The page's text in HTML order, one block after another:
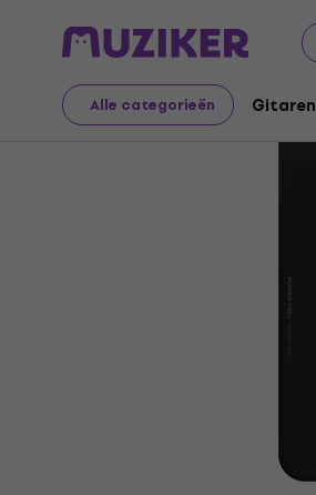
Alle categorieën Gitaren
Muziekinstrumenten Gitaren